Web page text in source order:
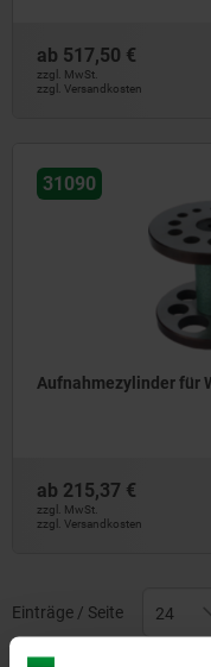
ab 517,50 €
zzgl. MwSt.
zzgl. Versandkosten
31090
Aufnahmezylinder für
ab 215,37 €
zzgl. MwSt.
zzgl. Versandkosten
Einträge / Seite